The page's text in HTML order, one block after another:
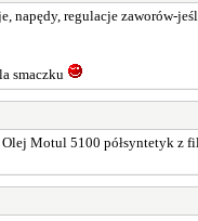
regulacje zaworów-
smaczku
Motul 5100 półsyntetyk